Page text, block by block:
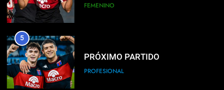
FEMENINO
5
PRÓXIMO PARTIDO
PROFESIONAL